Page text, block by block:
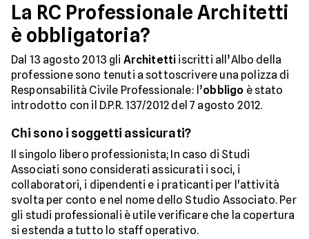
La RC Professionale Architetti
è obbligatoria?
Dal 13 agosto 2013 gli Architetti iscritti all’Albo della
professione sono tenuti a sottoscrivere una polizza di
Responsabilità Civile Professionale: l’obbligo è stato
introdotto con il D.P.R. 137/2012 del 7 agosto 2012.
Chi sono i soggetti assicurati?
Il singolo libero professionista; In caso di Studi
Associati sono considerati assicurati i soci, i
collaboratori, i dipendenti e i praticanti per l'attività
svolta per conto e nel nome dello Studio Associato. Per
gli studi professionali è utile verificare che la copertura
si estenda a tutto lo staff operativo.